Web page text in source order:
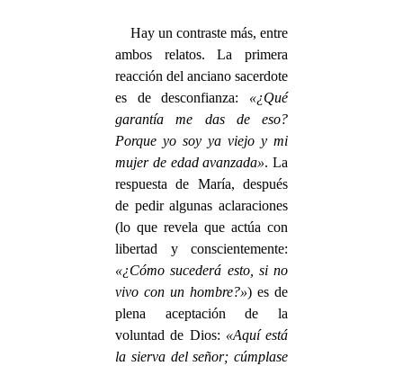
Hay un contraste más, entre
ambos relatos. La primera
reacción del anciano sacerdote
es de desconfianza: «¿Qué
garantía me das de eso?
Porque yo soy ya viejo y mi
mujer de edad avanzada». La
respuesta de María, después
de pedir algunas aclaraciones
(lo que revela que actúa con
libertad y conscientemente:
«¿Cómo sucederá esto, si no
vivo con un hombre?») es de
plena aceptación de la
voluntad de Dios: «Aquí está
la sierva del señor; cúmplase